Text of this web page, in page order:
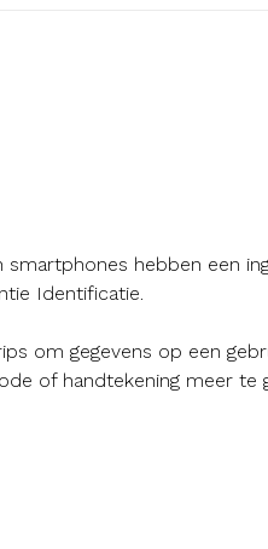
hebben een
Identificatie.
om gegevens op een
of handtekening meer te